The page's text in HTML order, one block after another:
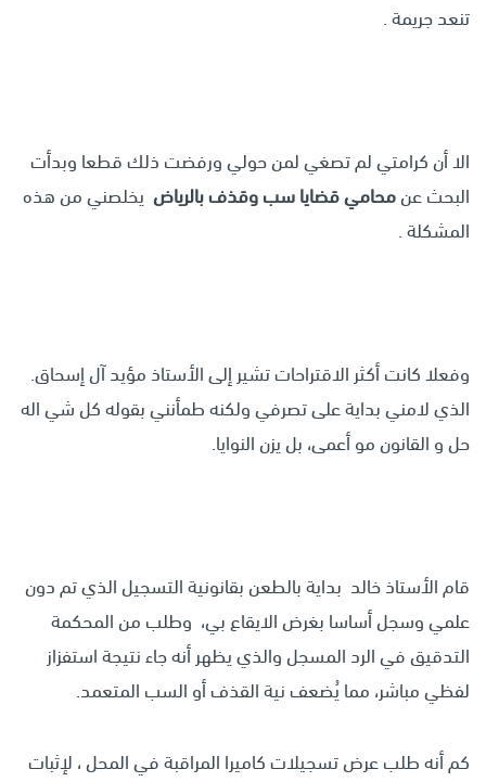
تنعد جريمة .
الا أن كرامتي لم تصغي لمن حولي ورفضت ذلك قطعا وبدأت
البحث عنمحامي قضايا سب وقذف بالرياض يخلصني من هذه
المشكلة .
وفعلا كانت أكثر الاقتراحات تشير إلى الأستاذ مؤيد آل إسحاق.
الذي لامني بداية على تصرفي ولكنه طمأنني بقوله كل شي اله
حل و القانون مو أعمى، بل يزن النوايا.
قام الأستاذ خالد بداية بالطعن بقانونية التسجيل الذي تم دون
علمي وسجل أساسا بغرض الايقاع بي، وطلب من المحكمة
التدقيق في الرد المسجل والذي يظهر أنه جاء نتيجة استفزاز
لفظي مباشر، مما يُضعف نية القذف أو السب المتعمد.
كم أنه طلب عرض تسجيلات كاميرا المراقبة في المحل ، لإثبات